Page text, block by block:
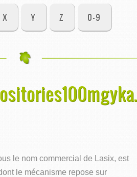
X Y Z 0-9
le nom commercial de Lasix, est
le mécanisme repose sur